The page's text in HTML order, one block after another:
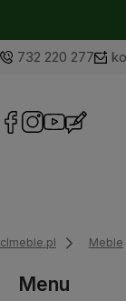
732 220 277
clmeble.pl Meble
Menu